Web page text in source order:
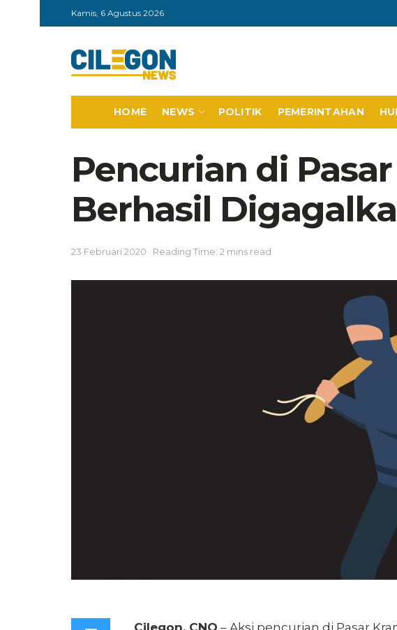
Kamis, 6 Agustus 2026
HOME NEWS POLITIK PEMERINTAHAN
Pencurian di
Berhasil
23 Februari 2020 Reading Time: 2 mins read
Cilegon, CNO – Aksi pencurian di Pasar